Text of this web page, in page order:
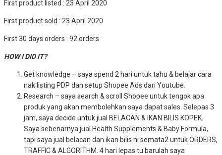
First product listed : 23 April 2020
First product sold : 23 April 2020
First 30 days orders : 92 orders
HOW I DID IT?
Get knowledge – saya spend 2 hari untuk tahu & belajar cara
nak listing PDP dan setup Shopee Ads dari Youtube.
Research – saya search & scroll Shopee untuk tengok apa
produk yang akan membolehkan saya dapat sales. Selepas 3
jam, saya decide untuk jual BELACAN & IKAN BILIS KOPEK.
Saya sebenarnya jual Health Supplements & Baby Formula,
tapi saya jual belacan dan ikan bilis ni semata2 untuk ORDERS,
TRAFFIC & ALGORITHM. 4 hari lepas tu barulah saya